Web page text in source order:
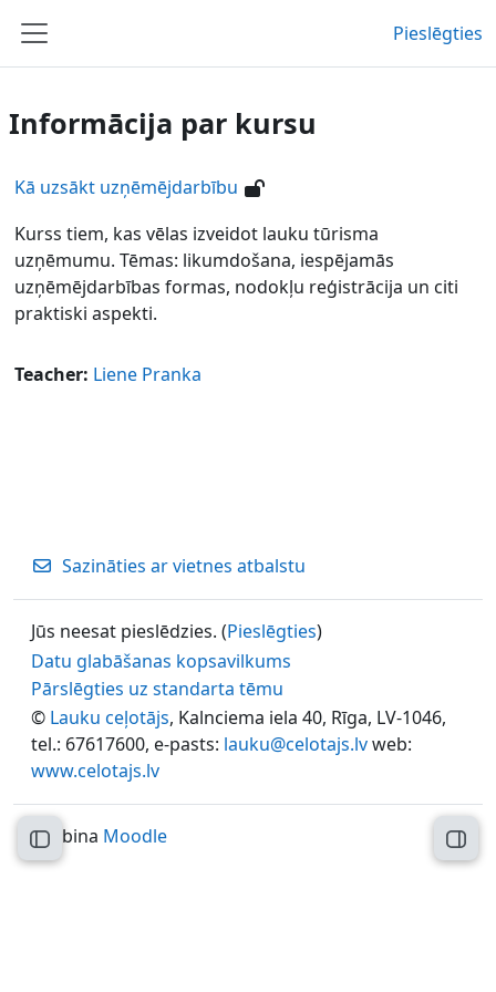
Sānu panelis
Pieslēgties
Atvērt kursu indeksu
Informācija par kursu
Kā uzsākt uzņēmējdarbību
Kurss tiem, kas vēlas izveidot lauku tūrisma
uzņēmumu. Tēmas: likumdošana, iespējamās
uzņēmējdarbības formas, nodokļu reģistrācija un citi
praktiski aspekti.
Teacher: Liene Pranka
Sazināties ar vietnes atbalstu
Jūs neesat pieslēdzies. (Pieslēgties)
Datu glabāšanas kopsavilkums
Pārslēgties uz standarta tēmu
© Lauku ceļotājs, Kalnciema iela 40, Rīga, LV-1046,
tel.: 67617600, e-pasts: lauku@celotajs.lvweb:
www.celotajs.lv
Darbina Moodle